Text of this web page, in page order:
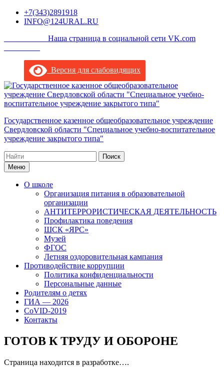
Перейти+7(343)2891918
INFO@124URAL.RU
___________Наша страница в социальной сети VK.com
Версия для слабовидящих
Государственное казенное общеобразовательное учреждение
Свердловской области "Специальное учебно-воспитательное
учреждение закрытого типа"
Поиск
по:Меню
О школе
Организация питания в образовательной
организации
АНТИТЕРРОРИСТИЧЕСКАЯ ДЕЯТЕЛЬНОСТЬ
Профилактика поведения
ШСК «ЯРС»
Музей
ФГОС
Летняя оздоровительная кампания
Противодействие коррупции
Политика конфиденциальности
Персональные данные
Родителям о детях
ГИА — 2026
CoVID-2019
Контакты
ГОТОВ К ТРУДУ И ОБОРОНЕ
Страница находится в разработке….